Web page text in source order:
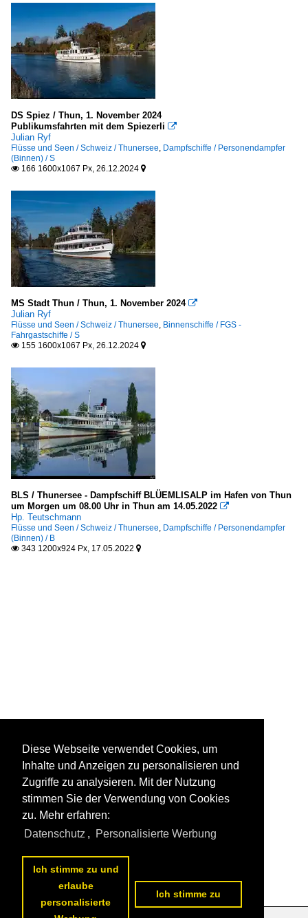
DS Spiez / Thun, 1. November 2024
Publikumsfahrten mit dem Spiezerli 
Julian Ryf
Flüsse und Seen / Schweiz / Thunersee, Dampfschiffe / Personendampfer
(Binnen) / S
 166 1600x1067 Px, 26.12.2024 
MS Stadt Thun / Thun, 1. November 2024 
Julian Ryf
Flüsse und Seen / Schweiz / Thunersee, Binnenschiffe / FGS -
Fahrgastschiffe / S
 155 1600x1067 Px, 26.12.2024 
BLS / Thunersee - Dampfschiff BLÜEMLISALP im Hafen von Thun
um Morgen um 08.00 Uhr in Thun am 14.05.2022 
Hp. Teutschmann
Flüsse und Seen / Schweiz / Thunersee, Dampfschiffe / Personendampfer
(Binnen) / B
 343 1200x924 Px, 17.05.2022 
Diese Webseite verwendet Cookies, um
Inhalte und Anzeigen zu personalisieren und
Zugriffe zu analysieren. Mit der Nutzung
stimmen Sie der Verwendung von Cookies
zu. Mehr erfahren:
Datenschutz , Personalisierte Werbung
Ich stimme zu und
erlaube
personalisierte
Ich stimme zu